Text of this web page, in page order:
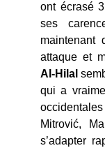
ont écrasé
ses
maintenant
attaque et
Al-Hilal
qui a
Mitrović,
s’adapter